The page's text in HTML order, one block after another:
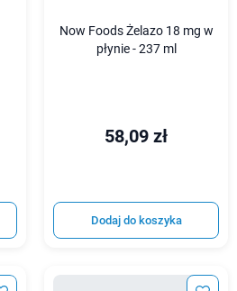
Now Foods Żelazo 18 mg w
płynie - 237 ml
58,09 zł
Dodaj do koszyka